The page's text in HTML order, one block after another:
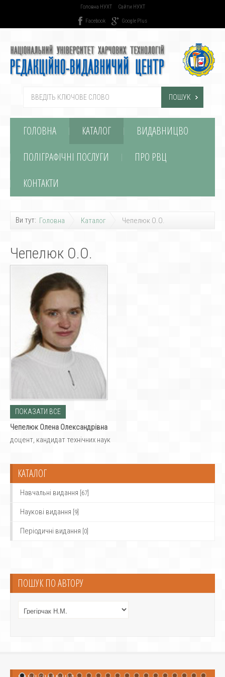
Головна НУХТ Сайти НУХТ
Facebook Google Plus
ПОШУК
ГОЛОВНА КАТАЛОГ
ВИДАВНИЦВО
ПОЛІГРАФІЧНІ ПОСЛУГИ
ПРО РВЦ
КОНТАКТИ
Ви тут: Головна Каталог Чепелюк О.О.
Чепелюк О.О.
ПОКАЗАТИ ВСЕ
Чепелюк Олена Олександрівна
доцент, кандидат технічних наук
КАТАЛОГ
Навчальні видання [67]
Наукові видання [9]
Періодичні видання [0]
ПОШУК ПО АВТОРУ